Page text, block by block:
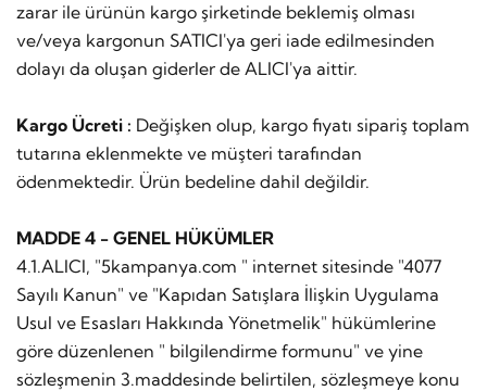
zarar ile ürünün kargo şirketinde beklemiş olması
ve/veya kargonun SATICI'ya geri iade edilmesinden
dolayı da oluşan giderler de ALICI'ya aittir.
Kargo Ücreti : Değişken olup, kargo fiyatı sipariş toplam
tutarına eklenmekte ve müşteri tarafından
ödenmektedir. Ürün bedeline dahil değildir.
MADDE 4 - GENEL HÜKÜMLER
4.1.ALICI, "5kampanya.com " internet sitesinde "4077
Sayılı Kanun" ve "Kapıdan Satışlara İlişkin Uygulama
Usul ve Esasları Hakkında Yönetmelik" hükümlerine
göre düzenlenen " bilgilendirme formunu" ve yine
sözleşmenin 3.maddesinde belirtilen, sözleşmeye konu